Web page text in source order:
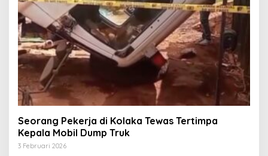
Seorang Pekerja di Kolaka Tewas Tertimpa
Kepala Mobil Dump Truk
3 Februari 2026